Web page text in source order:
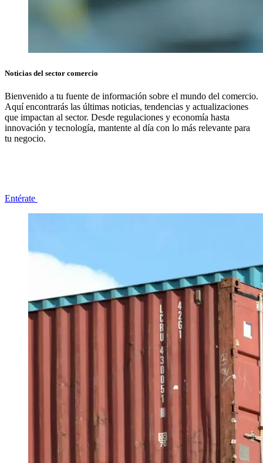
Noticias del sector comercio
Bienvenido a tu fuente de información sobre el mundo del comercio.
Aquí encontrarás las últimas noticias, tendencias y actualizaciones
que impactan al sector. Desde regulaciones y economía hasta
innovación y tecnología, mantente al día con lo más relevante para
tu negocio.
Entérate